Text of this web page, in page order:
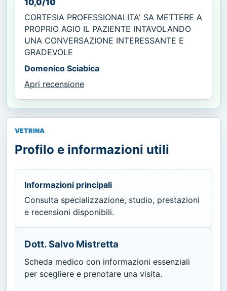
CORTESIA PROFESSIONALITA' SA METTERE A
PROPRIO AGIO IL PAZIENTE INTAVOLANDO
UNA CONVERSAZIONE INTERESSANTE E
GRADEVOLE
Domenico Sciabica
Apri recensione
VETRINA
Profilo e informazioni utili
Informazioni principali
Consulta specializzazione, studio, prestazioni
e recensioni disponibili.
Dott. Salvo Mistretta
Scheda medico con informazioni essenziali
per scegliere e prenotare una visita.